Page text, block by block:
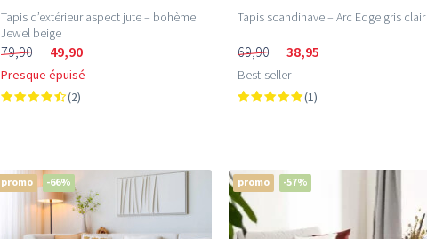
Tapis d’extérieur aspect jute – bohème
Jewel beige
79,90 49,90
Presque épuisé
(2)
Tapis scandinave – Arc Edge gris clair
69,90 38,95
Best-seller
(1)
promo -66% promo -57%